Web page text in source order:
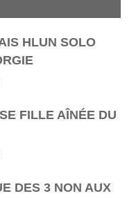
HLUN SOLO
FILLE AÎNÉE DU
DES 3 NON AUX